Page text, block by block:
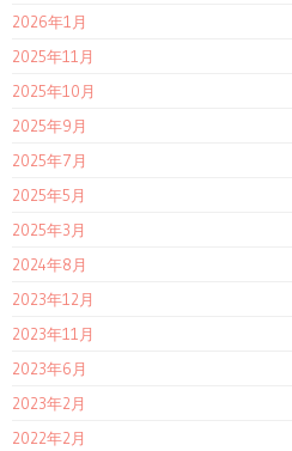
2026年1月
2025年11月
2025年10月
2025年9月
2025年7月
2025年5月
2025年3月
2024年8月
2023年12月
2023年11月
2023年6月
2023年2月
2022年2月